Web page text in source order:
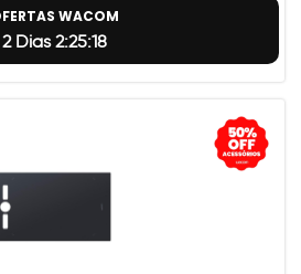
WACOM
2 Dias 2:25:18